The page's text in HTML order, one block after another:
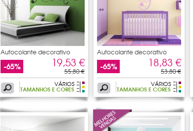
Autocolante decorativo
nota
-65% 19,53 €
55,80 €
VÁRIOS
TAMANHOS E CORES
Autocolante decorativo
nota
-65% 18,83 €
53,80 €
VÁRIOS
TAMANHOS E CORES